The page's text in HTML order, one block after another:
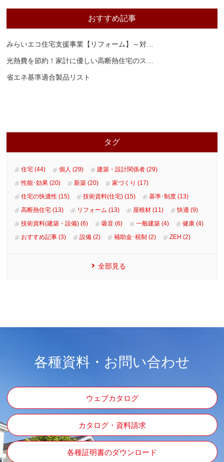
おすすめ記事
みらいエコ住宅支援事業【リフォーム】～対…
光熱費を節約！家計に優しい高断熱住宅のス …
省エネ基準適合製品リスト
タグ
住宅 (44) 個人 (29)
建築・設計関係者 (29)
性能･効果 (20)
新築 (20)
家づくり (17)
住宅の快適性 (15)
技術資料(住宅) (15)
基準･制度 (13)
高断熱住宅 (13)
リフォーム (13) 屋根材 (11)
快適 (9)
技術資料(建築・設備) (6)
吸音 (6) 一般建築 (4)
健康 (4)
おすすめ記事 (3)
設備 (2) 補助金･税制 (2) ZEH (2)
全部見る
各種資料・お問い合わせ
ウェブカタログ
カタログ・資料請求
各種証明書のダウンロード